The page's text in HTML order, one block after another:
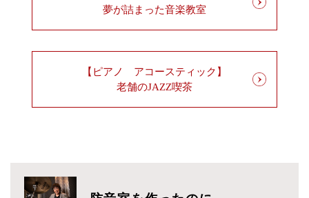
夢が詰まった音楽教室
【ピアノ アコースティック】
老舗のJAZZ喫茶